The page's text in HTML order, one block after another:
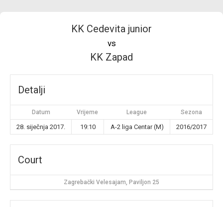
KK Cedevita junior
vs
KK Zapad
Detalji
Datum Vrijeme League Sezona
28. siječnja 2017. 19:10 A-2 liga Centar (M) 2016/2017
Court
Zagrebački Velesajam, Paviljon 25